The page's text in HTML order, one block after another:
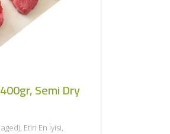
Semi Dry
Etin En İyisi,